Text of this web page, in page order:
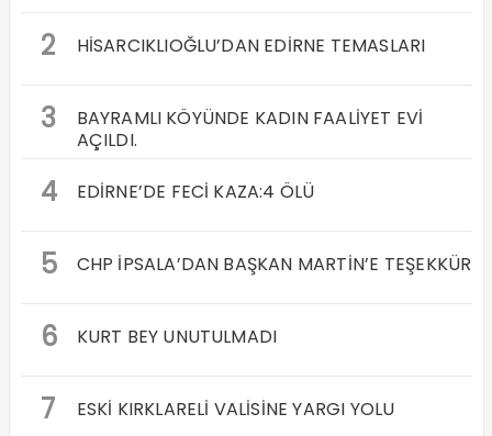
2 HİSARCIKLIOĞLU’DAN EDİRNE TEMASLARI
3
BAYRAMLI KÖYÜNDE KADIN FAALİYET EVİ
AÇILDI.
4 EDİRNE’DE FECİ KAZA:4 ÖLÜ
5 CHP İPSALA’DAN BAŞKAN MARTİN’E TEŞEKKÜR
6 KURT BEY UNUTULMADI
7 ESKİ KIRKLARELİ VALİSİNE YARGI YOLU